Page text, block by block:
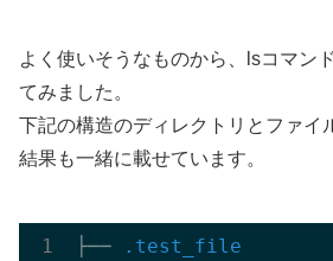
よく使いそうなものから、lsコマン
てみました。
下記の構造のディレクトリとファイ
結果も一緒に載せています。
├──
.test_file